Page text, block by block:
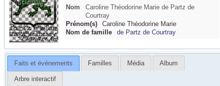
Nom Caroline Théodorine Marie de Partz de
Courtray
Prénom(s)
Caroline Théodorine Marie
Nom de famille
de Partz de Courtray
Faits et événements Familles Média Album
Arbre interactif